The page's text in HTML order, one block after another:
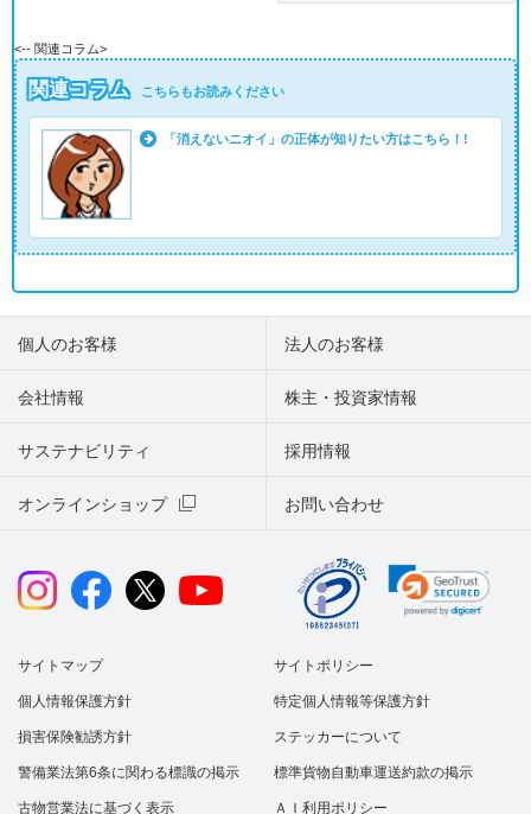
<-- 関連コラム>
関連コラム こちらもお読みください
「消えないニオイ」の正体が知りたい方はこちら！!
個人のお客様 法人のお客様
会社情報 株主・投資家情報
サステナビリティ
オンラインショップ お問い合わせ
採用情報
サイトマップ サイトポリシー
個人情報保護方針 特定個人情報等保護方針
損害保険勧誘方針 ステッカーについて
警備業法第6条に関わる標識の掲示 標準貨物自動車運送約款の掲示
古物営業法に基づく表示 ＡＩ利用ポリシー